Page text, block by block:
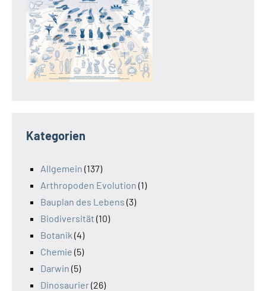
Kategorien
Allgemein (137)
Arthropoden Evolution (1)
Bauplan des Lebens (3)
Biodiversität (10)
Botanik (4)
Chemie (5)
Darwin (5)
Dinosaurier(26)